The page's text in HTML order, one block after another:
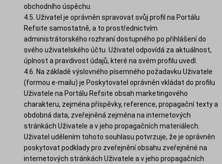
obchodního úspěchu.
4.5. Uživatel je oprávněn spravovat svůj profil na Portálu
Refsite samostatně, a to prostřednictvím
administrátorského rozhraní dostupného po přihlášení do
svého uživatelského účtu. Uživatel odpovídá za aktuálnost,
úplnost a pravdivost údajů, které na svém profilu uvedl.
4.6. Na základě výslovného písemného požadavku Uživatele
(formou e-mailu) je Poskytovatel oprávněn vkládat do profilu
Uživatele na Portálu Refsite obsah marketingového
charakteru, zejména příspěvky, reference, propagační texty a
obdobná data, zveřejněná zejména na internetových
stránkách Uživatele a v jeho propagačních materiálech.
Uživatel udělením tohoto souhlasu potvrzuje, že je oprávněn
poskytovat podklady pro zveřejnění obsahu zveřejněné na
internetových stránkách Uživatele a v jeho propagačních